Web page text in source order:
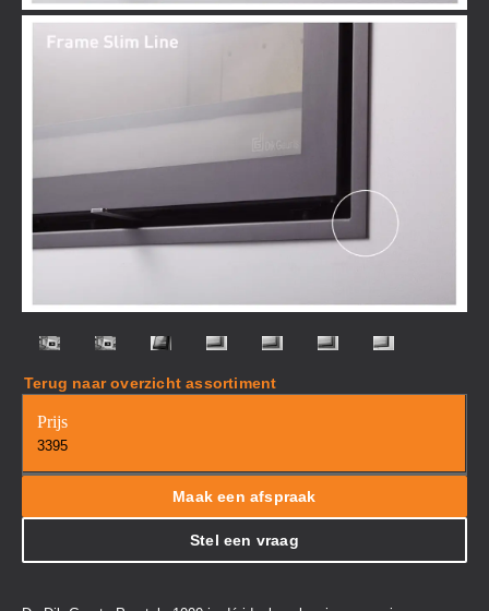
Terug naar overzicht assortiment
Prijs
3395
Maak een afspraak
Stel een vraag